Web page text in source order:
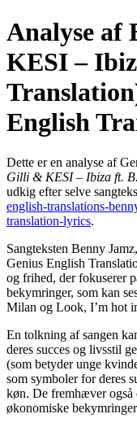
Analyse af
KESI –
English
Dette er en analyse af
Gilli & KESI – Ibiza ft.
udkig efter selve
english-translations-
translation-lyrics.
Sangteksten Benny
Genius English
og frihed, der fokuserer
bekymringer, som kan
Milan og Look, I’m hot
En tolkning af sangen
deres succes og livsstil
(som betyder unge
som symboler for deres
køn. De fremhæver også
økonomiske